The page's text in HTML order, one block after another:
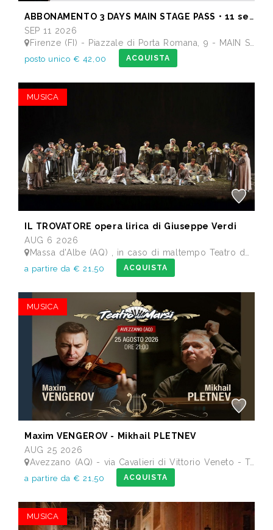
ABBONAMENTO 3 DAYS MAIN STAGE PASS • 11 settembre: Alborosie & Shengen Clan, DJ Gruff feat Gavino Murgia - Lauryyn - Beatrice Dellacasa, after party Dj Gruff • 12 settembre: Altea, Pellegrino, Casino Royale • 13 settembre: Meraz, Teho Teardo & Blixa Bargeld, C'Mon Tigre
SEP 11 2026
Firenze (FI) - Piazzale di Porta Romana, 9 - MAIN STAGE - Giardino delle Scuderie Reali
posto unico € 42,00 ACQUISTA
MUSICA
IL TROVATORE opera lirica di Giuseppe Verdi
AUG 6 2026
Massa d'Albe (AQ) , in caso di maltempo Teatro dei Marsi Avezzano AQ - Anfiteatro Romano di Alba Fucens
a partire da € 21,50 ACQUISTA
MUSICA
Maxim VENGEROV - Mikhail PLETNEV
AUG 25 2026
Avezzano (AQ) - via Cavalieri di Vittorio Veneto - Teatro dei Marsi
a partire da € 21,50 ACQUISTA
MUSICA